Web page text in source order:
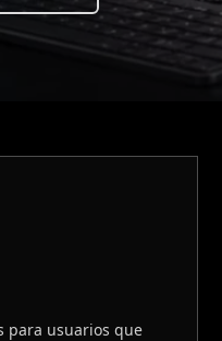
para usuarios que